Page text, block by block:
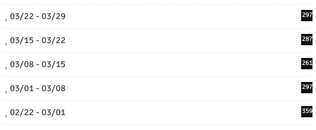
03/22 - 03/29 297
03/15 - 03/22 287
03/08 - 03/15 261
03/01 - 03/08 297
02/22 - 03/01 359